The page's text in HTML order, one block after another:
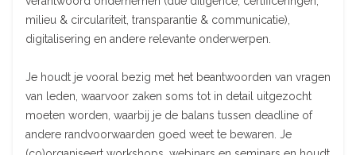
milieu & circulariteit, transparantie & communicatie),
digitalisering en andere relevante onderwerpen.
Je houdt je vooral bezig met het beantwoorden van vragen
van leden, waarvoor zaken soms tot in detail uitgezocht
moeten worden, waarbij je de balans tussen deadline of
andere randvoorwaarden goed weet te bewaren. Je